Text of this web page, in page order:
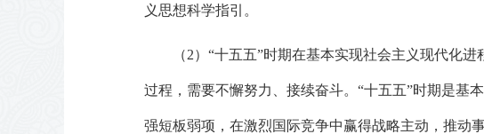
义思想科学指引。
（2）“十五五”时期在基本实现社会主义现代化
过程，需要不懈努力、接续奋斗。“十五五”时期是基
强短板弱项，在激烈国际竞争中赢得战略主动，推动